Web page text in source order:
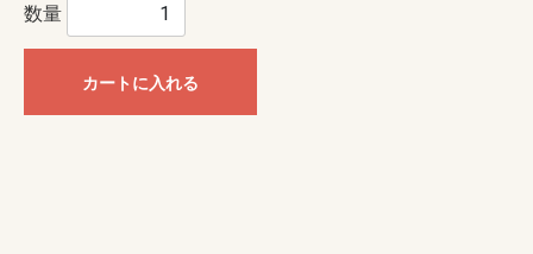
数量
カートに入れる